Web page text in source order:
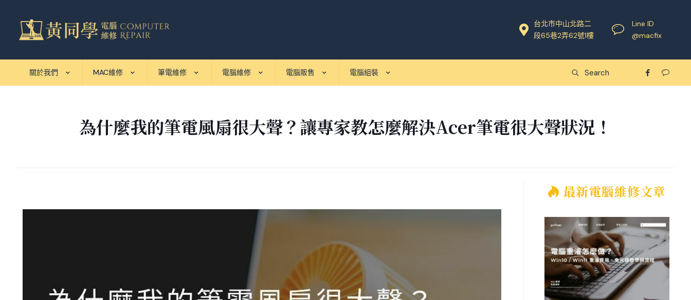
台北市中山北路二
段65巷2弄62號1樓
Line ID
@macfix
關於我們 MAC維修 筆電維修 電腦維修 電腦販售 電腦組裝
為什麼我的筆電風扇很大聲？讓專家教怎麼解決Acer筆電很大聲狀況！
最新電腦維修文章